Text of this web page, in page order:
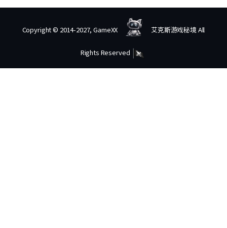
Copyright © 2014-2027, GameXX 艾克斯游戏秘境 All
Rights Reserved